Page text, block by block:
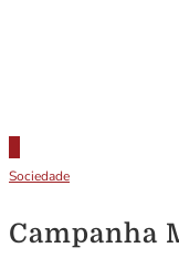
Sociedade
Campanha